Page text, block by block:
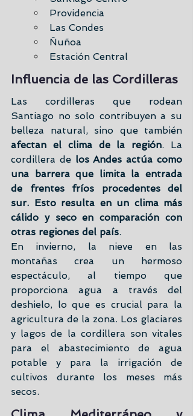
Providencia
Las Condes
Ñuñoa
Estación Central
Influencia de las Cordilleras
Las cordilleras que rodean
Santiago no solo contribuyen a su
belleza natural, sino que también
afectan el clima de la región. La
cordillera de los Andes actúa como
una barrera que limita la entrada
de frentes fríos procedentes del
sur. Esto resulta en un clima más
cálido y seco en comparación con
otras regiones del país.
En invierno, la nieve en las
montañas crea un hermoso
espectáculo, al tiempo que
proporciona agua a través del
deshielo, lo que es crucial para la
agricultura de la zona. Los glaciares
y lagos de la cordillera son vitales
para el abastecimiento de agua
potable y para la irrigación de
cultivos durante los meses más
secos.